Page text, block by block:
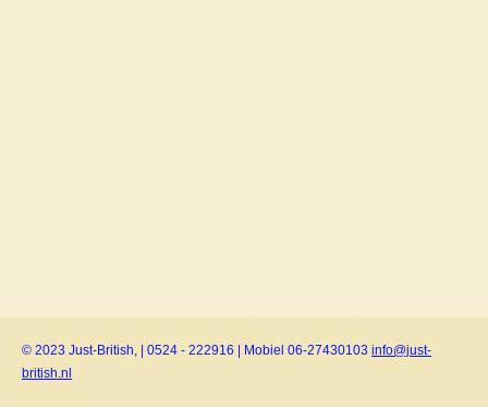
© 2023 Just-British, | 0524 - 222916 | Mobiel 06-27430103 info@just-
british.nl